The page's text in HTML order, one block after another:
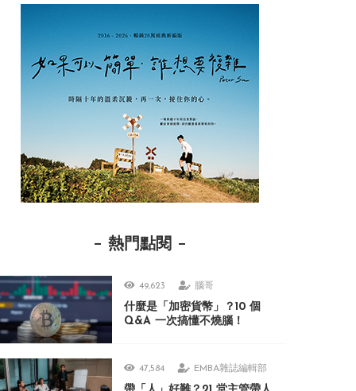
熱門點閱
49,623 腦哥
什麼是「加密貨幣」？10 個
Q&A 一次搞懂不燒腦！
47,584 EMBA雜誌編輯部